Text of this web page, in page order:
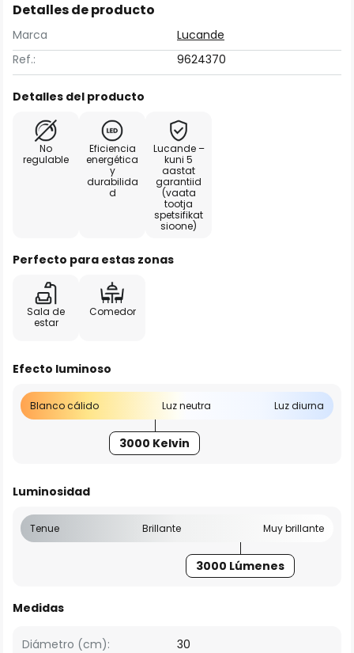
Detalles de producto
Marca
Lucande
Ref.:
9624370
Detalles del producto
No
regulable
Eficiencia
energética
y
durabilida
d
Lucande –
kuni 5
aastat
garantiid
(vaata
tootja
spetsifikat
sioone)
Perfecto para estas zonas
Sala de
estar
Comedor
Efecto luminoso
Blanco cálido Luz neutra Luz diurna
3000 Kelvin
Luminosidad
Tenue Brillante Muy brillante
3000 Lúmenes
Medidas
Diámetro (cm): 30